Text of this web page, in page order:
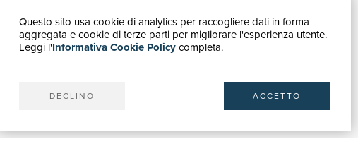
Questo sito usa cookie di analytics per raccogliere dati in forma
aggregata e cookie di terze parti per migliorare l'esperienza utente.
Leggi l'Informativa Cookie Policycompleta.
DECLINO ACCETTO
Fatturazione
Carta del Docente / 18App
Blog
Vendi con noi